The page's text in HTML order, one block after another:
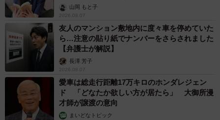
山岡 もと子
2026.08.07
友人のマンション敷地内に度々車を停めていた
ら…注意の貼り紙でナンバーをさらされました
【弁護士が解説】
長澤 芳子
2026.08.07
愛車は総走行距離17万キロのホンダレジェン
ド 「どなたか欲しい方が居たら」 大御所漫
才師が譲渡の意向
まいどなトピック